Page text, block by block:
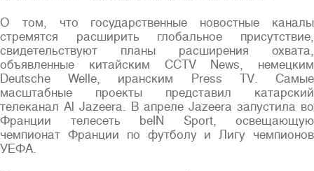
О том, что государственные новостные каналы
стремятся расширить глобальное присутствие,
свидетельствуют планы расширения охвата,
объявленные китайским CCTV News, немецким
Deutsche Welle, иранским Press TV. Самые
масштабные проекты представил катарский
телеканал Al Jazeera. В апреле Jazeera запустила во
Франции телесеть beIN Sport, освещающую
чемпионат Франции по футболу и Лигу чемпионов
УЕФА.